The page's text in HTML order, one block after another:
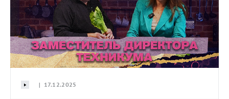
| 17.12.2025